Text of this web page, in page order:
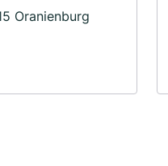
Oranienburg